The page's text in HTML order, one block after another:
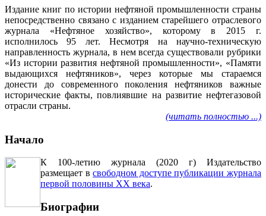
Издание книг по истории нефтяной промышленности страны
непосредственно связано с изданием старейшего отраслевого
журнала «Нефтяное хозяйство», которому в 2015 г.
исполнилось 95 лет. Несмотря на научно-техническую
направленность журнала, в нем всегда существовали рубрики
«Из истории развития нефтяной промышленности», «Памяти
выдающихся нефтяников», через которые мы стараемся
донести до современного поколения нефтяников важные
исторические факты, повлиявшие на развитие нефтегазовой
отрасли страны.
(читать полностью ...)
Начало
К 100-летию журнала (2020 г) Издательство
размещает всвободном доступе публикации журнала
первой половины ХХ века.
Биографии